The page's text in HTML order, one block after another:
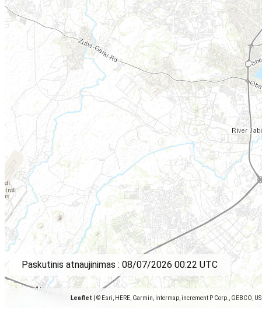
Leaflet © Esri, HERE, Garmin, Intermap, increment P Corp., GEBCO,
Paskutinis atnaujinimas : 08/07/2026 00:22 UTC